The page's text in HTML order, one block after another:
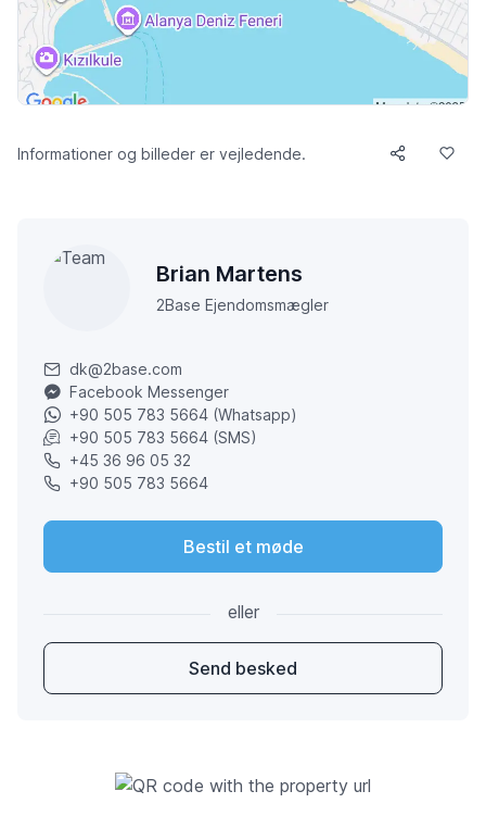
Informationer og billeder er vejledende.
Brian Martens
2Base Ejendomsmægler
dk@2base.com
Facebook Messenger
+90 505 783 5664 (Whatsapp)
+90 505 783 5664 (SMS)
+45 36 96 05 32
+90 505 783 5664
Bestil et møde
eller
Send besked